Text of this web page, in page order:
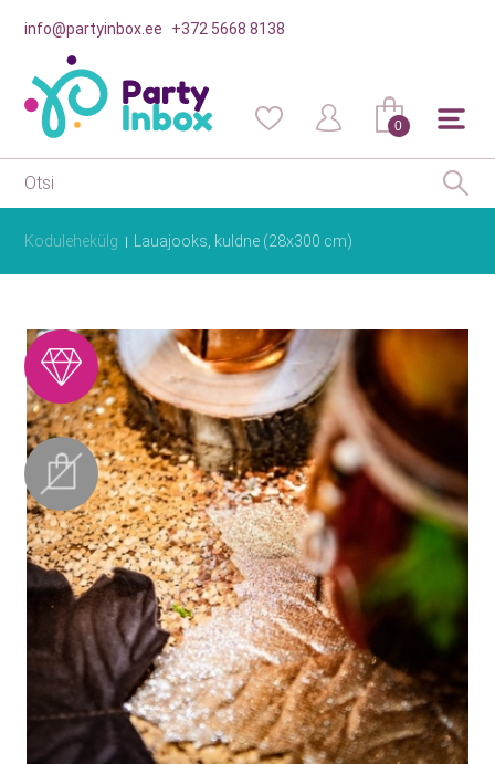
info@partyinbox.ee +372 5668 8138
0
Kodulehekülg Lauajooks, kuldne (28x300 cm)